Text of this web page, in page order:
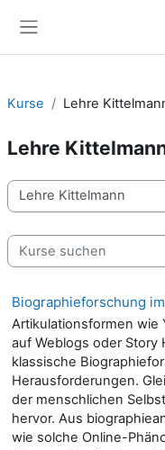
Kurse Lehre
Lehre
Kursbereiche
Kurse suchen
Biographieforschung
Artikulationsformen wie
auf Weblogs oder Story
klassische
Herausforderungen.
der menschlichen
hervor. Aus
wie solche Online-